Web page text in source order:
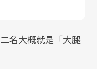
名大概就是「大腿